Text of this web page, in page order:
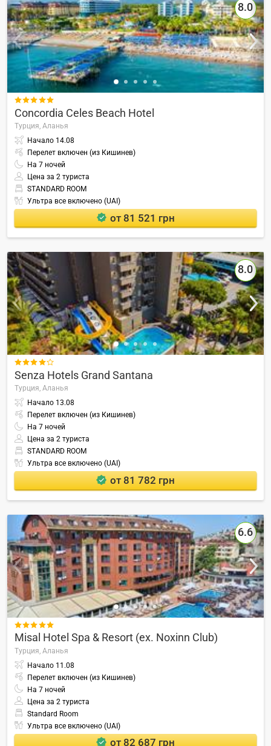
8.0

Concordia Celes Beach Hotel
Турция, Аланья
Начало 14.08
Перелет включен (из Кишинев)
На 7 ночей
Цена за 2 туриста
STANDARD ROOM
Ультра все включено (UAI)
от 81 521 грн
8.0

Senza Hotels Grand Santana
Турция, Аланья
Начало 13.08
Перелет включен (из Кишинев)
На 7 ночей
Цена за 2 туриста
STANDARD ROOM
Ультра все включено (UAI)
от 81 782 грн
6.6

Misal Hotel Spa & Resort (ex. Noxinn Club)
Турция, Аланья
Начало 11.08
Перелет включен (из Кишинев)
На 7 ночей
Цена за 2 туриста
Standard Room
Ультра все включено (UAI)
от 82 687 грн